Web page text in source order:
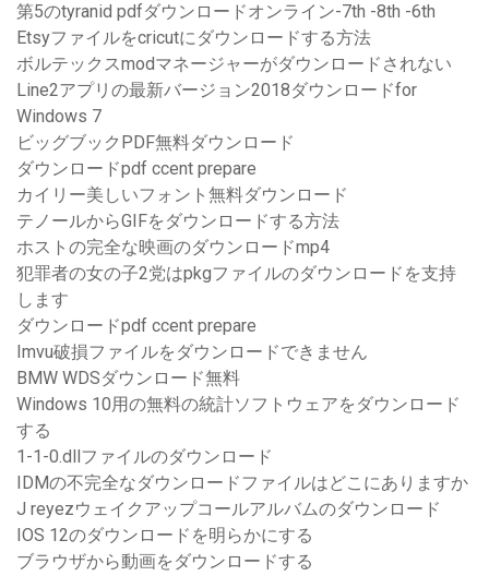
第5のtyranid pdfダウンロードオンライン-7th -8th -6th
Etsyファイルをcricutにダウンロードする方法
ボルテックスmodマネージャーがダウンロードされない
Line2アプリの最新バージョン2018ダウンロードfor
Windows 7
ビッグブックPDF無料ダウンロード
ダウンロードpdf ccent prepare
カイリー美しいフォント無料ダウンロード
テノールからGIFをダウンロードする方法
ホストの完全な映画のダウンロードmp4
犯罪者の女の子2党はpkgファイルのダウンロードを支持
します
ダウンロードpdf ccent prepare
Imvu破損ファイルをダウンロードできません
BMW WDSダウンロード無料
Windows 10用の無料の統計ソフトウェアをダウンロード
する
1-1-0.dllファイルのダウンロード
IDMの不完全なダウンロードファイルはどこにありますか
J reyezウェイクアップコールアルバムのダウンロード
IOS 12のダウンロードを明らかにする
ブラウザから動画をダウンロードする